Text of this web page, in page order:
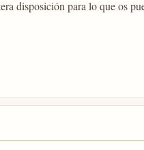
disposición para lo que os